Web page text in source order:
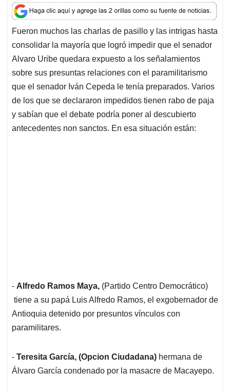
a
t
s
A
p
p
c
e
b
o
o
k
n
k
e
d
I
n
a
i
l
r
e
a
d
s
Fueron muchos las charlas de pasillo y las intrigas hasta
consolidar la mayoría que logró impedir que el senador
Alvaro Uribe quedara expuesto a los señalamientos
sobre sus presuntas relaciones con el paramilitarismo
que el senador Iván Cepeda le tenía preparados. Varios
de los que se declararon impedidos tienen rabo de paja
y sabían que el debate podría poner al descubierto
antecedentes non sanctos. En esa situación están:
- Alfredo Ramos Maya, (Partido Centro Democrático)
tiene a su papá Luis Alfredo Ramos, el exgobernador de
Antioquia detenido por presuntos vínculos con
paramilitares.
- Teresita García, (Opcion Ciudadana) hermana de
Álvaro García condenado por la masacre de Macayepo.